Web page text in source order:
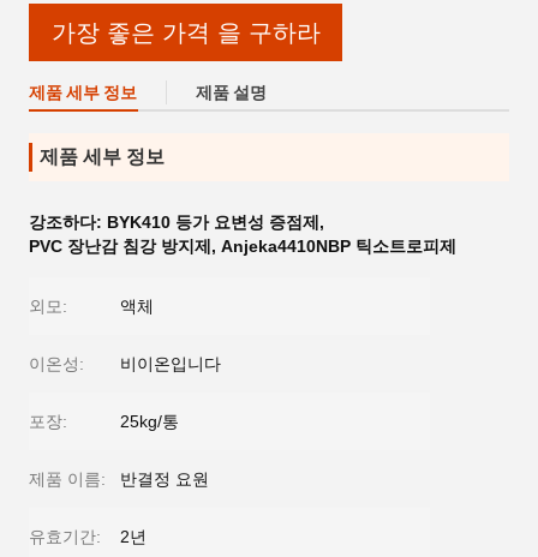
가장 좋은 가격 을 구하라
제품 세부 정보 제품 설명
제품 세부 정보
강조하다: BYK410 등가 요변성 증점제 ,
PVC 장난감 침강 방지제 , Anjeka4410NBP 틱소트로피제
외모: 액체
이온성: 비이온입니다
포장: 25kg/통
제품 이름: 반결정 요원
유효기간: 2년